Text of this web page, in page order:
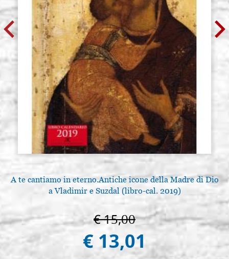
A te cantiamo in eterno.Antiche icone della Madre di Dio
a Vladimir e Suzdal (libro-cal. 2019)
€ 15,00
€ 13,01